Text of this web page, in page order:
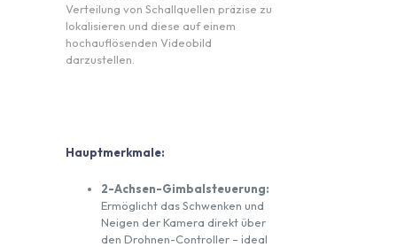
Verteilung von Schallquellen präzise zu
lokalisieren und diese auf einem
hochauflösenden Videobild
darzustellen.
Hauptmerkmale:
2-Achsen-Gimbalsteuerung:
Ermöglicht das Schwenken und
Neigen der Kamera direkt über
den Drohnen-Controller – ideal